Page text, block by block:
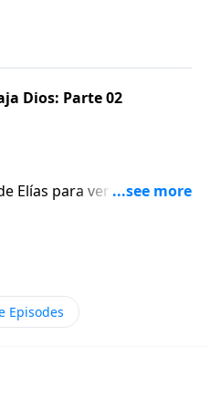
Dios: Parte 02
Elías para ver una
detrás del velo.
Episodes